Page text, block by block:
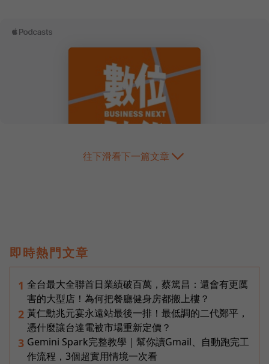
往下滑看下一篇文章
即時熱門文章
1 全台最大全聯首日業績破百萬，蔡篤昌：還會有更厲
害的大型店！為何把餐廳健身房都搬上樓？
2 黃仁勳兆元宴永遠站最後一排！最低調的二代鄭平，
憑什麼讓台達電被市場重新定價？
3 Gemini Spark完整教學｜幫你讀Gmail、自動跑完工
作流程，3個超實用情境一次看